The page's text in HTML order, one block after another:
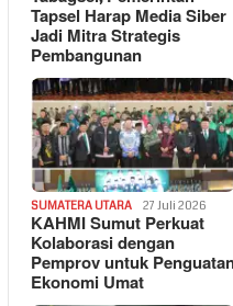
Tapsel Harap Media Siber
Jadi Mitra Strategis
Pembangunan
SUMATERA UTARA 27 Juli 2026
KAHMI Sumut Perkuat
Kolaborasi dengan
Pemprov untuk
Ekonomi Umat